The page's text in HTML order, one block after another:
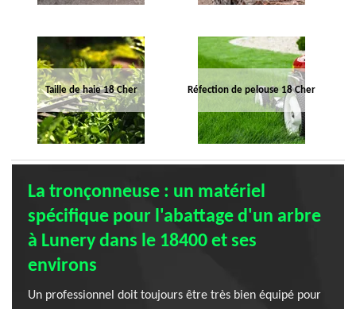
Taille de haie 18 Cher Réfection de pelouse 18 Cher
La tronçonneuse : un matériel
spécifique pour l'abattage d'un arbre
à Lunery dans le 18400 et ses
environs
Un professionnel doit toujours être très bien équipé pour